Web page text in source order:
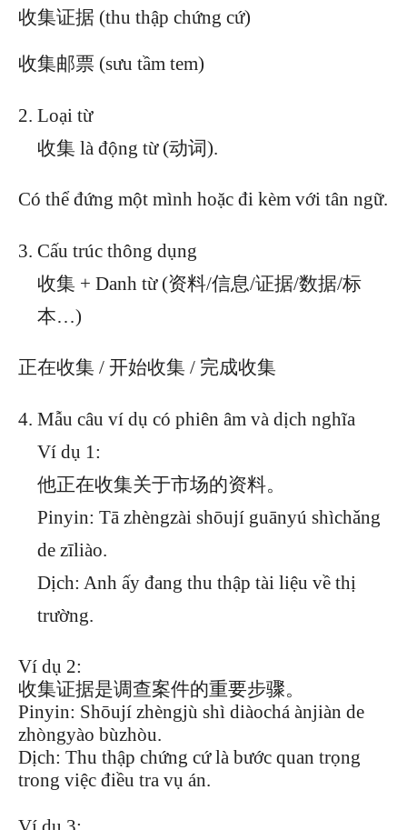
收集证据 (thu thập chứng cứ)
收集邮票 (sưu tầm tem)
Loại từ
收集 là động từ (动词).
Có thể đứng một mình hoặc đi kèm với tân ngữ.
Cấu trúc thông dụng
收集 + Danh từ (资料/信息/证据/数据/标
本…)
正在收集 / 开始收集 / 完成收集
Mẫu câu ví dụ có phiên âm và dịch nghĩa
Ví dụ 1:
他正在收集关于市场的资料。
Pinyin: Tā zhèngzài shōují guānyú shìchǎng
de zīliào.
Dịch: Anh ấy đang thu thập tài liệu về thị
trường.
Ví dụ 2:
收集证据是调查案件的重要步骤。
Pinyin: Shōují zhèngjù shì diàochá ànjiàn de
zhòngyào bùzhòu.
Dịch: Thu thập chứng cứ là bước quan trọng
trong việc điều tra vụ án.